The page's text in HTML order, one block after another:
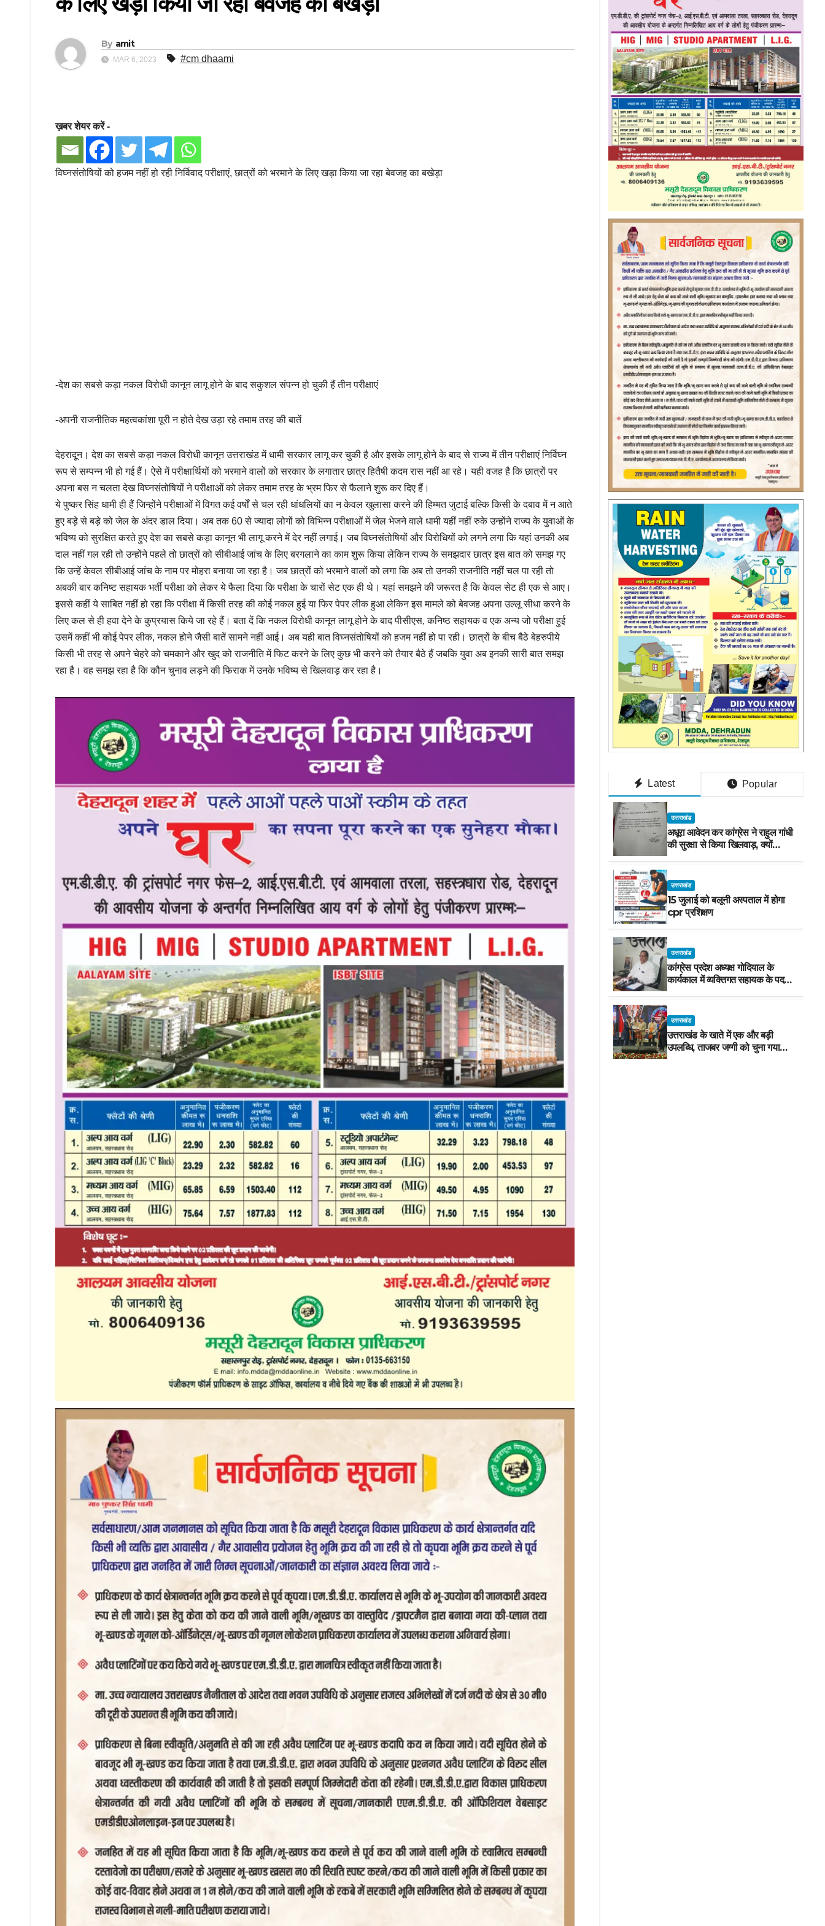
By amit
MAR 6, 2023 #cm dhaami
ख़बर शेयर करें -
विघ्नसंतोषियों को हजम नहीं हो रही निर्विवाद परीक्षाएं, छात्रों को भरमाने के लिए खड़ा किया जा रहा बेवजह का बखेड़ा
-देश का सबसे कड़ा नकल विरोधी कानून लागू होने के बाद सकुशल संपन्न हो चुकी हैं तीन परीक्षाएं
-अपनी राजनीतिक महत्वकांशा पूरी न होते देख उड़ा रहे तमाम तरह की बातें
देहरादून। देश का सबसे कड़ा नकल विरोधी कानून उत्तराखंड में धामी सरकार लागू कर चुकी है और इसके लागू होने के बाद से राज्य में तीन परीक्षाएं निर्विघ्न
रूप से सम्पन्न भी हो गई हैं। ऐसे में परीक्षार्थियों को भरमाने वालों को सरकार के लगातार छात्र हितैषी कदम रास नहीं आ रहे। यही वजह है कि छात्रों पर
अपना बस न चलता देख विघ्नसंतोषियों ने परीक्षाओं को लेकर तमाम तरह के भ्रम फिर से फैलाने शुरू कर दिए हैं।
ये पुष्कर सिंह धामी ही हैं जिन्होंने परीक्षाओं में विगत कई वर्षों से चल रही धांधलियों का न केवल खुलासा करने की हिम्मत जुटाई बल्कि किसी के दबाव में न आते
हुए बड़े से बड़े को जेल के अंदर डाल दिया। अब तक 60 से ज्यादा लोगों को विभिन्न परीक्षाओं में जेल भेजने वाले धामी यहीं नहीं रुके उन्होंने राज्य के युवाओं के
भविष्य को सुरक्षित करते हुए देश का सबसे कड़ा कानून भी लागू करने में देर नहीं लगाई। जब विघ्नसंतोषियों और विरोधियों को लगने लगा कि यहां उनकी अब
दाल नहीं गल रही तो उन्होंने पहले तो छात्रों को सीबीआई जांच के लिए बरगलाने का काम शुरू किया लेकिन राज्य के समझदार छात्र इस बात को समझ गए
कि उन्हें केवल सीबीआई जांच के नाम पर मोहरा बनाया जा रहा है। जब छात्रों को भरमाने वालों को लगा कि अब तो उनकी राजनीति नहीं चल पा रही तो
अबकी बार कनिष्ट सहायक भर्ती परीक्षा को लेकर ये फैला दिया कि परीक्षा के चारों सेट एक ही थे। यहां समझने की जरूरत है कि केवल सेट ही एक से आए।
इससे कहीं ये साबित नहीं हो रहा कि परीक्षा में किसी तरह की कोई नकल हुई या फिर पेपर लीक हुआ लेकिन इस मामले को बेवजह अपना उल्लू सीधा करने के
लिए कल से ही हवा देने के कुप्रयास किये जा रहे हैं। बता दें कि नकल विरोधी कानून लागू होने के बाद पीसीएस, कनिष्ठ सहायक व एक अन्य जो परीक्षा हुई
उसमें कहीं भी कोई पेपर लीक, नकल होने जैसी बातें सामने नहीं आई। अब यही बात विघ्नसंतोषियों को हजम नहीं हो पा रही। छात्रों के बीच बैठे बेहरुपीये
किसी भी तरह से अपने चेहरे को चमकाने और खुद को राजनीति में फिट करने के लिए कुछ भी करने को तैयार बैठे हैं जबकि युवा अब इनकी सारी बात समझ
रहा है। वह समझ रहा है कि कौन चुनाव लड़ने की फिराक में उनके भविष्य से खिलवाड़ कर रहा है।
Latest Popular
उत्तराखंड
अधूरा आवेदन कर कांग्रेस ने राहुल गांधी
की सुरक्षा से किया खिलवाड़, क्यों
चाहिए परेड ग्राउंड, आवेदन में बताया ही
नहीं
उत्तराखंड
15 जुलाई को बलूनी अस्पताल में होगा
cpr प्रशिक्षण
उत्तराखंड
कांग्रेस प्रदेश अध्यक्ष गोदियाल के
कार्यकाल में व्यक्तिगत सहायक के पद
पर दोषी नौटियाल को दी गई नियुक्ति*
उत्तराखंड
उत्तराखंड के खाते में एक और बड़ी
उपलब्धि, ताजबर जग्गी को चुना गया
सर्वश्रेष्ठ ड्रग कंट्रोलर ऑफ इंडिया